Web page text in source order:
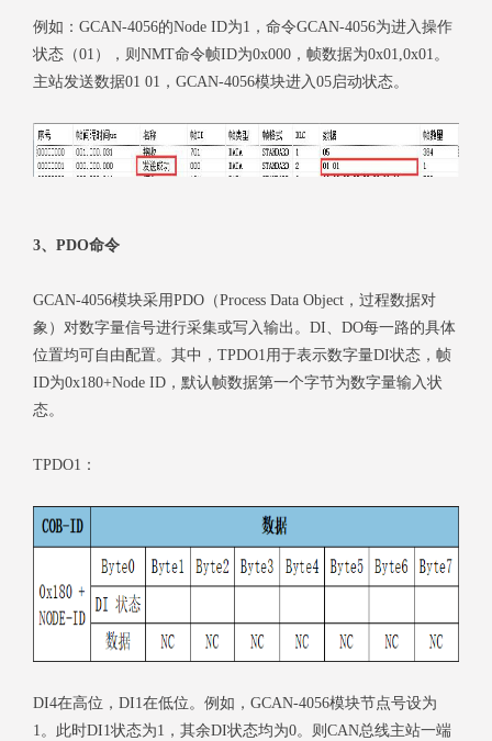
例如：GCAN-4056的Node ID为1，命令GCAN-4056为进入操作
状态（01），则NMT命令帧ID为0x000，帧数据为0x01,0x01。
主站发送数据01 01，GCAN-4056模块进入05启动状态。
3、PDO命令
GCAN-4056模块采用PDO（Process Data Object，过程数据对
象）对数字量信号进行采集或写入输出。DI、DO每一路的具体
位置均可自由配置。其中，TPDO1用于表示数字量DI状态，帧
ID为0x180+Node ID，默认帧数据第一个字节为数字量输入状
态。
TPDO1：
DI4在高位，DI1在低位。例如，GCAN-4056模块节点号设为
1。此时DI1状态为1，其余DI状态均为0。则CAN总线主站一端